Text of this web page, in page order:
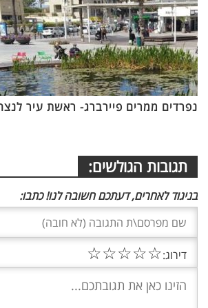
נפרדים ממרים פיירברג- ראשת עיר
תגובות הגולשים:
בניגוד לאחרים, דעתכם חשובה לנו! כתבו:
דירוג:☆
☆
☆
☆
☆